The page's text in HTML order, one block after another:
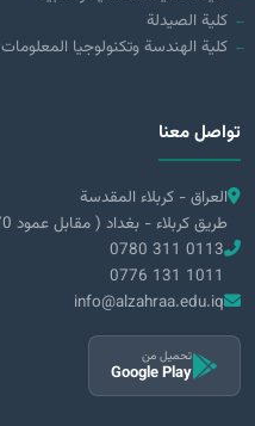
كلية الصيدلة
كلية الهندسة وتكنولوجيا المعلومات
تواصل معنا
العراق - كربلاء المقدسة
طريق كربلاء - بغداد ( مقابل عمود 70)
0780 311 0113
0776 131 1011
info@alzahraa.edu.iq
تحميل من
Google Play